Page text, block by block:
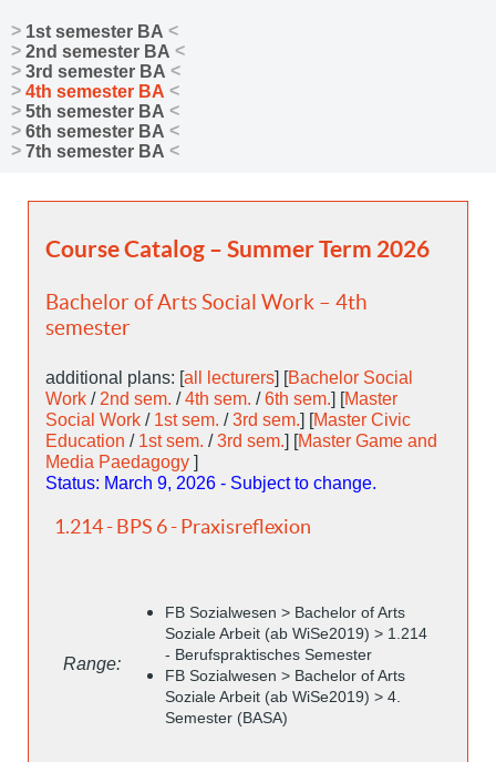
1st semester BA
2nd semester BA
3rd semester BA
4th semester BA
5th semester BA
6th semester BA
7th semester BA
Course Catalog – Summer Term 2026
Bachelor of Arts Social Work – 4th
semester
additional plans: [all lecturers] [Bachelor Social
Work / 2nd sem. /4th sem. /6th sem.] [Master
Social Work / 1st sem. /3rd sem.] [Master Civic
Education / 1st sem. /3rd sem.] [Master Game and
Media Paedagogy ]
Status: March 9, 2026 - Subject to change.
1.214 - BPS 6 - Praxisreflexion
Range:
FB Sozialwesen > Bachelor of Arts
Soziale Arbeit (ab WiSe2019) > 1.214
- Berufspraktisches Semester
FB Sozialwesen > Bachelor of Arts
Soziale Arbeit (ab WiSe2019) > 4.
Semester (BASA)